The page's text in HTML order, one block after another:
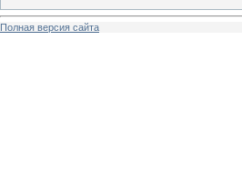
Полная версия сайта